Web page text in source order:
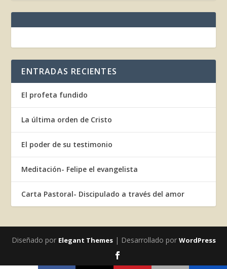
ENTRADAS RECIENTES
El profeta fundido
La última orden de Cristo
El poder de su testimonio
Meditación- Felipe el evangelista
Carta Pastoral- Discipulado a través del amor
Diseñado por Elegant Themes| Desarrollado por WordPress